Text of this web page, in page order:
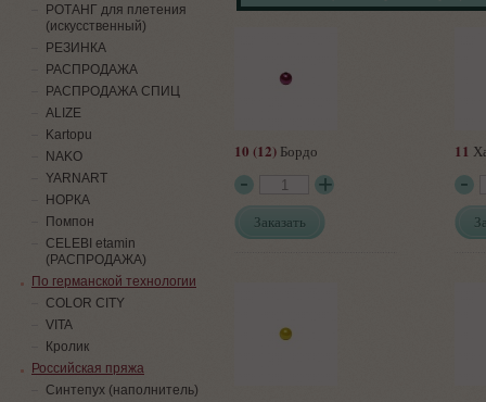
10 (12) Бордо
Заказать
11
РОТАНГ для плетения
(искусственный)
PЕЗИНКА
РАСПРОДАЖА
РАСПРОДАЖА СПИЦ
ALIZE
Kartopu
NAKO
YARNART
НОРКА
Помпон
СELEBI etamin
(РАСПРОДАЖА)
По германской технологии
COLOR CITY
VITA
Кролик
Российская пряжа
Синтепух (наполнитель)